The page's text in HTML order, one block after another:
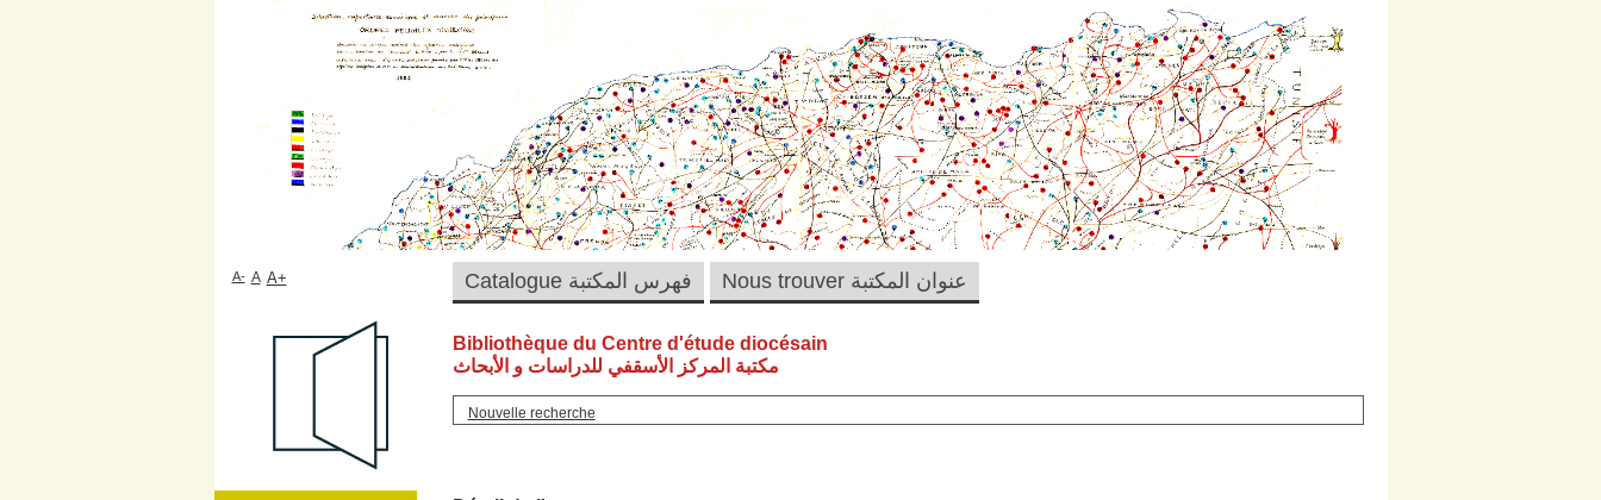
Bibliothèque du Centre d'étude diocésain
مكتبة المركز الأسقفي للدراسات و الأبحاث
Nouvelle recherche
Catalogue فهرس المكتبة Nous trouver عنوان المكتبة A- A A+